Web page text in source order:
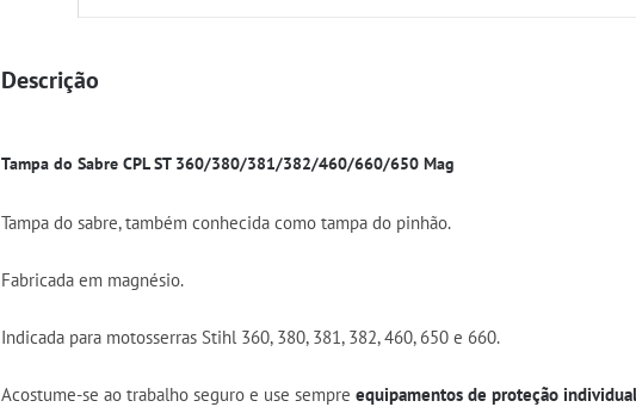
Descrição
Tampa do Sabre CPL ST 360/380/381/382/460/660/650 Mag
Tampa do sabre, também conhecida como tampa do pinhão.
Fabricada em magnésio.
Indicada para motosserras Stihl 360, 380, 381, 382, 460, 650 e 660.
Acostume-se ao trabalho seguro e use sempreequipamentos de proteção